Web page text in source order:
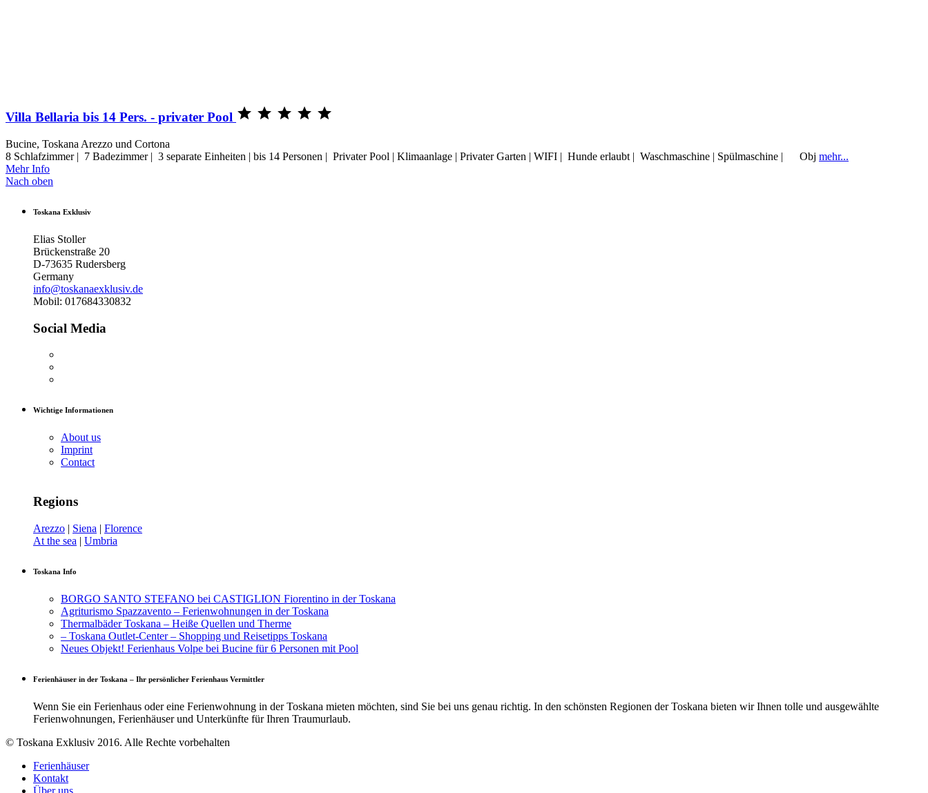
Villa Bellaria bis 14 Pers. - privater Pool     
Bucine, Toskana Arezzo und Cortona
8 Schlafzimmer | 7 Badezimmer | 3 separate Einheiten | bis 14 Personen | Privater Pool | Klimaanlage | Privater Garten | WIFI | Hunde erlaubt | Waschmaschine | Spülmaschine | Obj mehr...
Mehr Info
Nach oben
Toskana Exklusiv
Elias Stoller
Brückenstraße 20
D-73635 Rudersberg
Germany
info@toskanaexklusiv.de
Mobil: 017684330832
Social Media
Wichtige Informationen
About us
Imprint
Contact
Regions
Arezzo | Siena | Florence
At the sea | Umbria
Toskana Info
BORGO SANTO STEFANO bei CASTIGLION Fiorentino in der Toskana
Agriturismo Spazzavento – Ferienwohnungen in der Toskana
Thermalbäder Toskana – Heiße Quellen und Therme
– Toskana Outlet-Center – Shopping und Reisetipps Toskana
Neues Objekt! Ferienhaus Volpe bei Bucine für 6 Personen mit Pool
Ferienhäuser in der Toskana – Ihr persönlicher Ferienhaus Vermittler
Wenn Sie ein Ferienhaus oder eine Ferienwohnung in der Toskana mieten möchten, sind Sie bei uns genau richtig. In den schönsten Regionen der Toskana bieten wir Ihnen tolle und ausgewählte
Ferienwohnungen, Ferienhäuser und Unterkünfte für Ihren Traumurlaub.
© Toskana Exklusiv 2016. Alle Rechte vorbehalten
Ferienhäuser
Kontakt
Über uns